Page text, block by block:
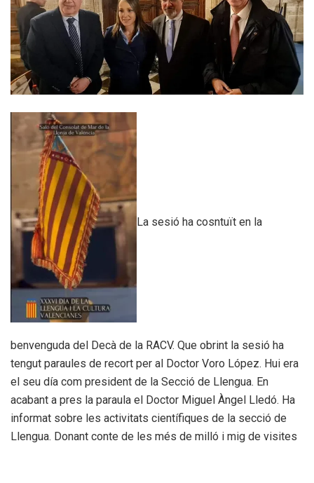
La sesió ha cosntuït en la
benvenguda del Decà de la RACV. Que obrint la sesió ha
tengut paraules de recort per al Doctor Voro López. Hui era
el seu día com president de la Secció de Llengua. En
acabant a pres la paraula el Doctor Miguel Àngel Lledó. Ha
informat sobre les activitats científiques de la secció de
Llengua. Donant conte de les més de milló i mig de visites